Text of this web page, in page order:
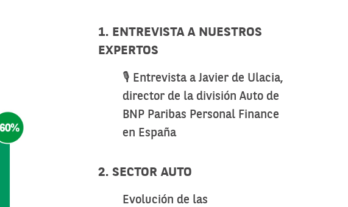
1. ENTREVISTA A NUESTROS
EXPERTOS
🎙️ Entrevista a Javier de Ulacia,
director de la división Auto de
BNP Paribas Personal Finance
en España
2. SECTOR AUTO
Evolución de las